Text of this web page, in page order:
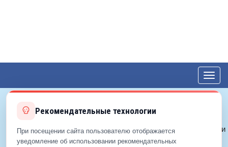
© 2012—2026 ЕДС-Королёв
Политика конфиденциальности
Политика cookie
Рекомендательные технологии
При посещении сайта пользователю отображается
уведомление об использовании рекомендательных